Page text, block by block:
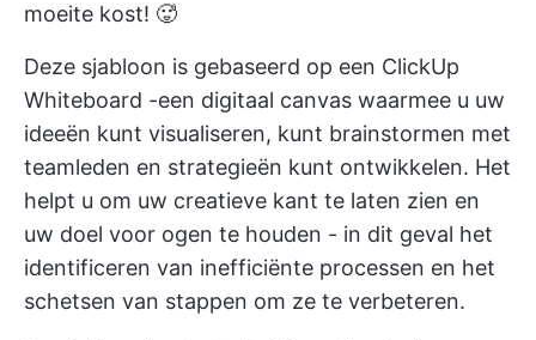
moeite kost! 🥵
Deze sjabloon is gebaseerd op een ClickUp
Whiteboard -een digitaal canvas waarmee u uw
ideeën kunt visualiseren, kunt brainstormen met
teamleden en strategieën kunt ontwikkelen. Het
helpt u om uw creatieve kant te laten zien en
uw doel voor ogen te houden - in dit geval het
identificeren van inefficiënte processen en het
schetsen van stappen om ze te verbeteren.